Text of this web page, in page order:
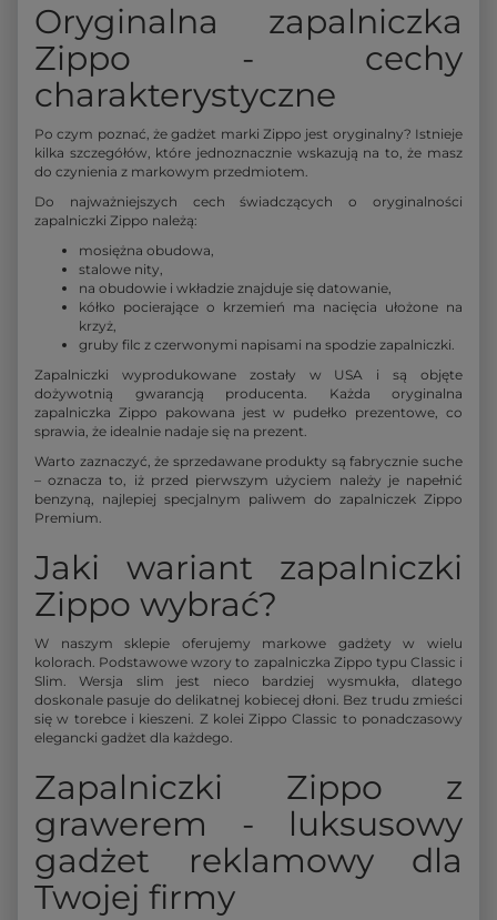
Oryginalna zapalniczka
Zippo - cechy
charakterystyczne
Po czym poznać, że gadżet marki Zippo jest oryginalny? Istnieje
kilka szczegółów, które jednoznacznie wskazują na to, że masz
do czynienia z markowym przedmiotem.
Do najważniejszych cech świadczących o oryginalności
zapalniczki Zippo należą:
mosiężna obudowa,
stalowe nity,
na obudowie i wkładzie znajduje się datowanie,
kółko pocierające o krzemień ma nacięcia ułożone na
krzyż,
gruby filc z czerwonymi napisami na spodzie zapalniczki.
Zapalniczki wyprodukowane zostały w USA i są objęte
dożywotnią gwarancją producenta. Każda oryginalna
zapalniczka Zippo pakowana jest w pudełko prezentowe, co
sprawia, że idealnie nadaje się na prezent.
Warto zaznaczyć, że sprzedawane produkty są fabrycznie suche
– oznacza to, iż przed pierwszym użyciem należy je napełnić
benzyną, najlepiej specjalnym paliwem do zapalniczek Zippo
Premium.
Jaki wariant zapalniczki
Zippo wybrać?
W naszym sklepie oferujemy markowe gadżety w wielu
kolorach. Podstawowe wzory to zapalniczka Zippo typu Classic i
Slim. Wersja slim jest nieco bardziej wysmukła, dlatego
doskonale pasuje do delikatnej kobiecej dłoni. Bez trudu zmieści
się w torebce i kieszeni. Z kolei Zippo Classic to ponadczasowy
elegancki gadżet dla każdego.
Zapalniczki Zippo z
grawerem - luksusowy
gadżet reklamowy dla
Twojej firmy